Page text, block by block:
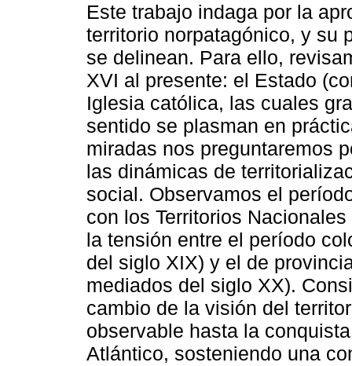
Este trabajo indaga por la
territorio norpatagónico, y su
se delinean. Para ello,
XVI al presente: el Estado
Iglesia católica, las cuales
sentido se plasman en
miradas nos preguntaremos
las dinámicas de
social. Observamos el
con los Territorios
la tensión entre el período
del siglo XIX) y el de
mediados del siglo XX).
cambio de la visión del
observable hasta la
Atlántico, sosteniendo una